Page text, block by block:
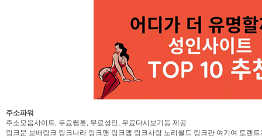
주소파워
주소모음사이트, 무료웹툰, 무료성인, 무료다시보기등 제공
링크문 보배링크 링크나라 링크맨 링크맵 링크사랑 노리월드 링크판 여기여 토렌